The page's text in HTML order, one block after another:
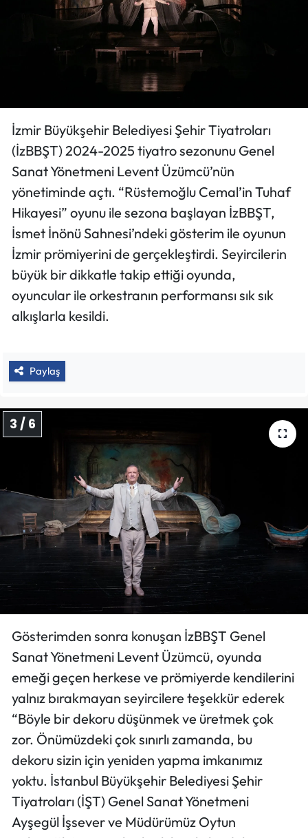
İzmir Büyükşehir Belediyesi Şehir Tiyatroları
(İzBBŞT) 2024-2025 tiyatro sezonunu Genel
Sanat Yönetmeni Levent Üzümcü’nün
yönetiminde açtı. “Rüstemoğlu Cemal’in Tuhaf
Hikayesi” oyunu ile sezona başlayan İzBBŞT,
İsmet İnönü Sahnesi’ndeki gösterim ile oyunun
İzmir prömiyerini de gerçekleştirdi. Seyircilerin
büyük bir dikkatle takip ettiği oyunda,
oyuncular ile orkestranın performansı sık sık
alkışlarla kesildi.
Paylaş
3 / 6
Gösterimden sonra konuşan İzBBŞT Genel
Sanat Yönetmeni Levent Üzümcü, oyunda
emeği geçen herkese ve prömiyerde kendilerini
yalnız bırakmayan seyircilere teşekkür ederek
“Böyle bir dekoru düşünmek ve üretmek çok
zor. Önümüzdeki çok sınırlı zamanda, bu
dekoru sizin için yeniden yapma imkanımız
yoktu. İstanbul Büyükşehir Belediyesi Şehir
Tiyatroları (İŞT) Genel Sanat Yönetmeni
Ayşegül İşsever ve Müdürümüz Oytun